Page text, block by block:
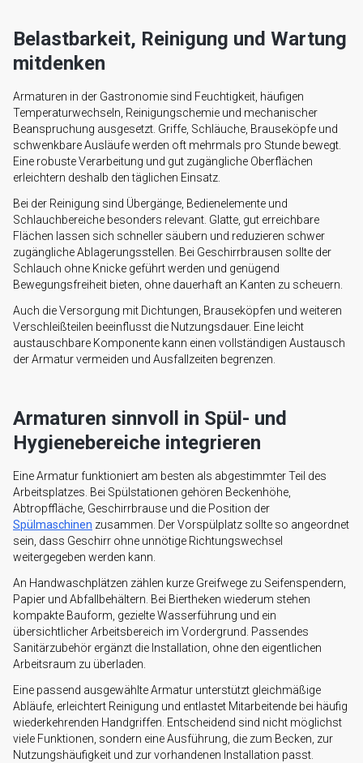
Belastbarkeit, Reinigung und Wartung
mitdenken
Armaturen in der Gastronomie sind Feuchtigkeit, häufigen
Temperaturwechseln, Reinigungschemie und mechanischer
Beanspruchung ausgesetzt. Griffe, Schläuche, Brauseköpfe und
schwenkbare Ausläufe werden oft mehrmals pro Stunde bewegt.
Eine robuste Verarbeitung und gut zugängliche Oberflächen
erleichtern deshalb den täglichen Einsatz.
Bei der Reinigung sind Übergänge, Bedienelemente und
Schlauchbereiche besonders relevant. Glatte, gut erreichbare
Flächen lassen sich schneller säubern und reduzieren schwer
zugängliche Ablagerungsstellen. Bei Geschirrbrausen sollte der
Schlauch ohne Knicke geführt werden und genügend
Bewegungsfreiheit bieten, ohne dauerhaft an Kanten zu scheuern.
Auch die Versorgung mit Dichtungen, Brauseköpfen und weiteren
Verschleißteilen beeinflusst die Nutzungsdauer. Eine leicht
austauschbare Komponente kann einen vollständigen Austausch
der Armatur vermeiden und Ausfallzeiten begrenzen.
Armaturen sinnvoll in Spül- und
Hygienebereiche integrieren
Eine Armatur funktioniert am besten als abgestimmter Teil des
Arbeitsplatzes. Bei Spülstationen gehören Beckenhöhe,
Abtropffläche, Geschirrbrause und die Position der
Spülmaschinen zusammen. Der Vorspülplatz sollte so angeordnet
sein, dass Geschirr ohne unnötige Richtungswechsel
weitergegeben werden kann.
An Handwaschplätzen zählen kurze Greifwege zu Seifenspendern,
Papier und Abfallbehältern. Bei Biertheken wiederum stehen
kompakte Bauform, gezielte Wasserführung und ein
übersichtlicher Arbeitsbereich im Vordergrund. Passendes
Sanitärzubehör ergänzt die Installation, ohne den eigentlichen
Arbeitsraum zu überladen.
Eine passend ausgewählte Armatur unterstützt gleichmäßige
Abläufe, erleichtert Reinigung und entlastet Mitarbeitende bei häufig
wiederkehrenden Handgriffen. Entscheidend sind nicht möglichst
viele Funktionen, sondern eine Ausführung, die zum Becken, zur
Nutzungshäufigkeit und zur vorhandenen Installation passt.